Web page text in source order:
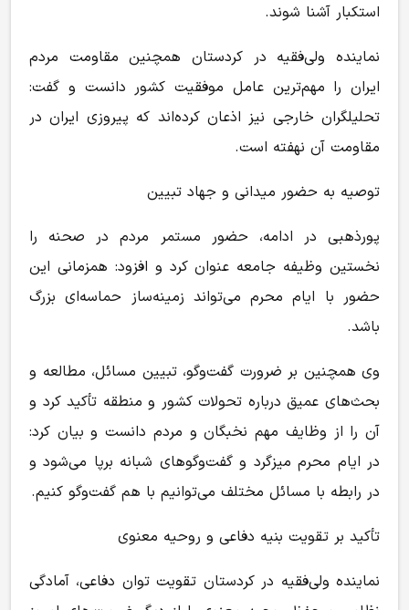
استکبار آشنا شوند.
نماینده ولی‌فقیه در کردستان همچنین مقاومت مردم
ایران را مهم‌ترین عامل موفقیت کشور دانست و گفت:
تحلیلگران خارجی نیز اذعان کرده‌اند که پیروزی ایران در
مقاومت آن نهفته است.
توصیه به حضور میدانی و جهاد تبیین
پورذهبی در ادامه، حضور مستمر مردم در صحنه را
نخستین وظیفه جامعه عنوان کرد و افزود: همزمانی این
حضور با ایام محرم می‌تواند زمینه‌ساز حماسه‌ای بزرگ
باشد.
وی همچنین بر ضرورت گفت‌وگو، تبیین مسائل، مطالعه و
بحث‌های عمیق درباره تحولات کشور و منطقه تأکید کرد و
آن را از وظایف مهم نخبگان و مردم دانست و بیان کرد:
در ایام محرم میزگرد و گفت‌وگوهای شبانه برپا می‌شود و
در رابطه با مسائل مختلف می‌توانیم با هم گفت‌وگو کنیم.
تأکید بر تقویت بنیه دفاعی و روحیه معنوی
نماینده ولی‌فقیه در کردستان تقویت توان دفاعی، آمادگی